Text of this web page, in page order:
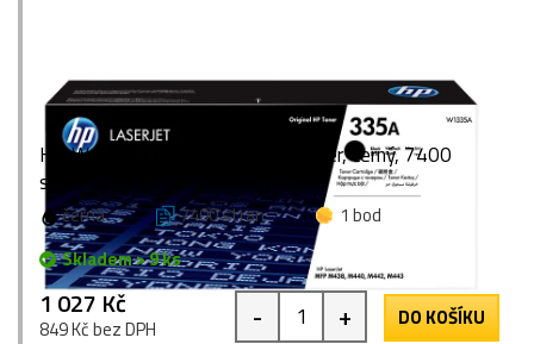
HP W1335A (335A), originální toner, černý, 7400
stran
černá 7400 stran
1 bod
Skladem > 9 ks
1 027 Kč
849 Kč bez DPH - + DO KOŠÍKU